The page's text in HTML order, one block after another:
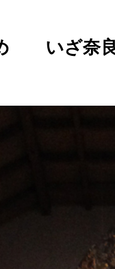
いざ奈